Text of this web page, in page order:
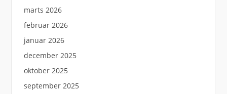
marts 2026
februar 2026
januar 2026
december 2025
oktober 2025
september 2025